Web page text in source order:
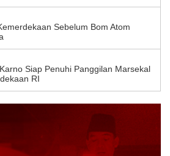
Sebelum Bom Atom
Siap Penuhi Panggilan Marsekal
RI